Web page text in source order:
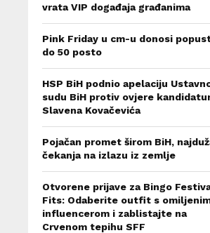
vrata VIP događaja građanima
Pink Friday u cm-u donosi
do 50 posto
HSP BiH podnio apelaciju
sudu BiH protiv ovjere
Slavena Kovačevića
Pojačan promet širom BiH,
čekanja na izlazu iz zemlje
Otvorene prijave za Bingo
Fits: Odaberite outfit s
influencerom i zablistajte na
Crvenom tepihu SFF